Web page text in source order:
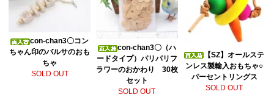
con-chan3〇コン
ちゃん印のバルサのおも
ちゃ
SOLD OUT
con-chan3〇（ハ
ードタイプ）パリパリフ
ラワーのおかわり 30枚
セット
SOLD OUT
【SZ】オールステ
ンレス製輸入おもちゃ○
パーセントリングス
SOLD OUT